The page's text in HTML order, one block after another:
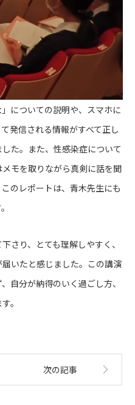
についての説明や、スマホに
発信される情報がすべて正し
た。また、性感染症について
モを取りながら真剣に話を聞
のレポートは、青木先生にも
さり、とても理解しやすく、
いたと感じました。この講演
自分が納得のいく過ごし方、
。
次の記事